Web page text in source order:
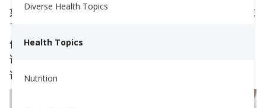
Diverse Health Topics
Health Topics
Nutrition
如果你曾经因为内疚、习惯或害怕让某人失望而同意
了某件事情——你并不孤单。
但值得记住的是：当你对一些耗尽你精力的事情
说“是”时，你可能会在对一些让你感到恢复的事情
说“不是”。